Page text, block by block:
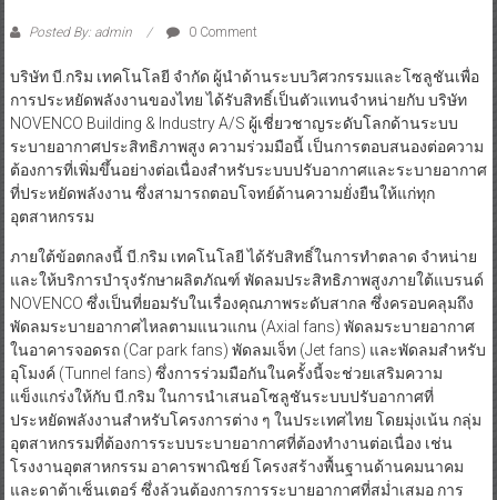
Posted By: admin 0 Comment
บริษัท บี.กริม เทคโนโลยี จำกัด ผู้นำด้านระบบวิศวกรรมและโซลูชันเพื่อ
การประหยัดพลังงานของไทย ได้รับสิทธิ์เป็นตัวแทนจำหน่ายกับ บริษัท
NOVENCO Building & Industry A/S ผู้เชี่ยวชาญระดับโลกด้านระบบ
ระบายอากาศประสิทธิภาพสูง ความร่วมมือนี้ เป็นการตอบสนองต่อความ
ต้องการที่เพิ่มขึ้นอย่างต่อเนื่องสำหรับระบบปรับอากาศและระบายอากาศ
ที่ประหยัดพลังงาน ซึ่งสามารถตอบโจทย์ด้านความยั่งยืนให้แก่ทุก
อุตสาหกรรม
ภายใต้ข้อตกลงนี้ บี.กริม เทคโนโลยี ได้รับสิทธิ์ในการทำตลาด จำหน่าย
และให้บริการบำรุงรักษาผลิตภัณฑ์ พัดลมประสิทธิภาพสูงภายใต้แบรนด์
NOVENCO ซึ่งเป็นที่ยอมรับในเรื่องคุณภาพระดับสากล ซึ่งครอบคลุมถึง
พัดลมระบายอากาศไหลตามแนวแกน (Axial fans) พัดลมระบายอากาศ
ในอาคารจอดรถ (Car park fans) พัดลมเจ็ท (Jet fans) และพัดลมสำหรับ
อุโมงค์ (Tunnel fans) ซึ่งการร่วมมือกันในครั้งนี้จะช่วยเสริมความ
แข็งแกร่งให้กับ บี.กริม ในการนำเสนอโซลูชันระบบปรับอากาศที่
ประหยัดพลังงานสำหรับโครงการต่าง ๆ ในประเทศไทย โดยมุ่งเน้น กลุ่ม
อุตสาหกรรมที่ต้องการระบบระบายอากาศที่ต้องทำงานต่อเนื่อง เช่น
โรงงานอุตสาหกรรม อาคารพาณิชย์ โครงสร้างพื้นฐานด้านคมนาคม
และดาต้าเซ็นเตอร์ ซึ่งล้วนต้องการการระบายอากาศที่สม่ำเสมอ การ